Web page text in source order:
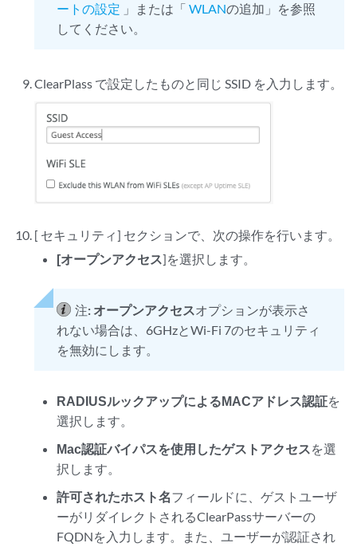
ートの設定 」または「WLANの追加」を参照
してください。
ClearPlass で設定したものと同じ SSID を入力します。
[ セキュリティ] セクションで、次の操作を行います。
[オープンアクセス]を選択します。
注: オープンアクセスオプションが表示さ
れない場合は、6GHzとWi-Fi 7のセキュリティ
を無効にします。
RADIUSルックアップによるMACアドレス認証を
選択します。
Mac認証バイパスを使用したゲストアクセス を選
択します。
許可されたホスト名フィールドに、ゲストユーザ
ーがリダイレクトされるClearPassサーバーの
FQDNを入力します。また、ユーザーが認証され